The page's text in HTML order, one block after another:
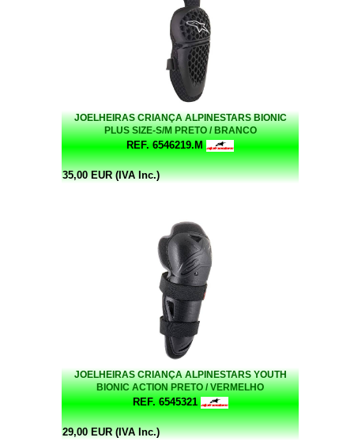
JOELHEIRAS CRIANÇA ALPINESTARS BIONIC
PLUS SIZE-S/M PRETO / BRANCO
REF. 6546219.M
35,00 EUR (IVA Inc.)
JOELHEIRAS CRIANÇA ALPINESTARS YOUTH
BIONIC ACTION PRETO / VERMELHO
REF. 6545321
29,00 EUR (IVA Inc.)